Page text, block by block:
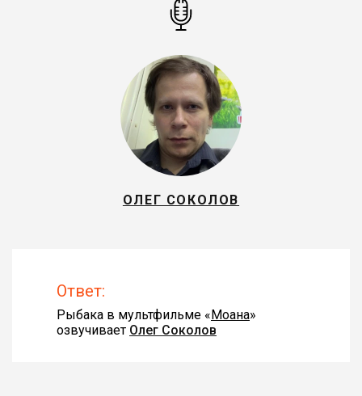
ОЛЕГ СОКОЛОВ
Ответ:
Рыбака в мультфильме «Моана»
озвучивает Олег Соколов